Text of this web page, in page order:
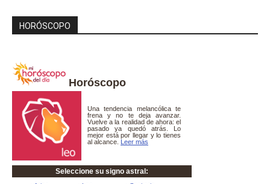
HORÓSCOPO
Horóscopo